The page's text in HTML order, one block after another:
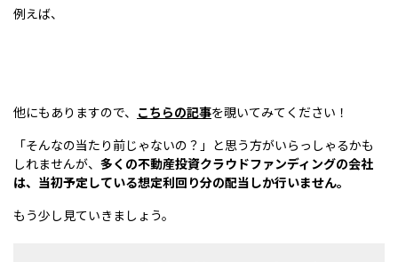
例えば、
他にもありますので、 こちらの記事を覗いてみてください！
「そんなの当たり前じゃないの？」と思う方がいらっしゃるかも
しれませんが、 多くの不動産投資クラウドファンディングの会社
は、当初予定している想定利回り分の配当しか行いません。
もう少し見ていきましょう。